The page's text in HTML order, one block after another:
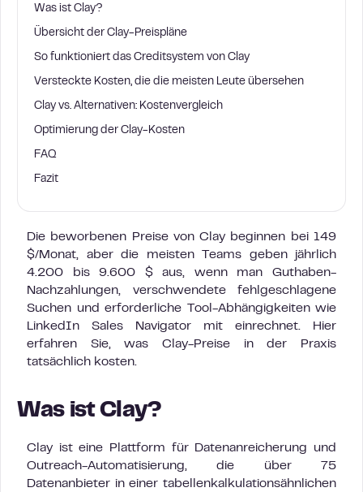
Was ist Clay?
Übersicht der Clay-Preispläne
So funktioniert das Creditsystem von Clay
Versteckte Kosten, die die meisten Leute übersehen
Clay vs. Alternativen: Kostenvergleich
Optimierung der Clay-Kosten
FAQ
Fazit
Die beworbenen Preise von Clay beginnen bei 149
$/Monat, aber die meisten Teams geben jährlich
4.200 bis 9.600 $ aus, wenn man Guthaben-
Nachzahlungen, verschwendete fehlgeschlagene
Suchen und erforderliche Tool-Abhängigkeiten wie
LinkedIn Sales Navigator mit einrechnet. Hier
erfahren Sie, was Clay-Preise in der Praxis
tatsächlich kosten.
Was ist Clay?
Clay ist eine Plattform für Datenanreicherung und
Outreach-Automatisierung, die über 75
Datenanbieter in einer tabellenkalkulationsähnlichen